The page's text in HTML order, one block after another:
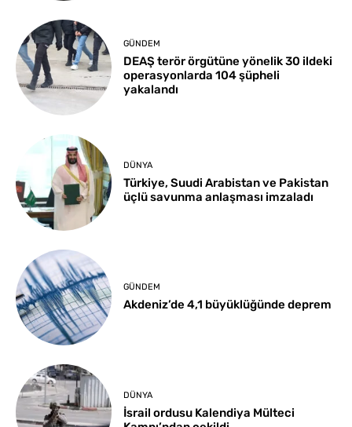
GÜNDEM
DEAŞ terör örgütüne yönelik 30 ildeki
operasyonlarda 104 şüpheli
yakalandı
DÜNYA
Türkiye, Suudi Arabistan ve Pakistan
üçlü savunma anlaşması imzaladı
GÜNDEM
Akdeniz’de 4,1 büyüklüğünde deprem
DÜNYA
İsrail ordusu Kalendiya Mülteci